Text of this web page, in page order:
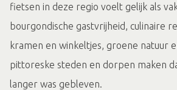
fietsen in deze regio voelt gelijk als
bourgondische gastvrijheid, culinaire
kramen en winkeltjes, groene natuur
pittoreske steden en dorpen maken
langer was gebleven.